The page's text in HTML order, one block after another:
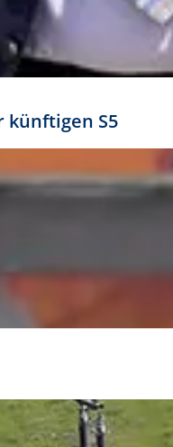
gängige Formate
künftigen S5